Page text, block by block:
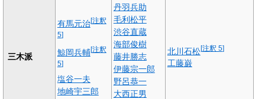
三木派
有馬元治[注釈
5]
鯨岡兵輔[注釈
5]
塩谷一夫
地崎宇三郎
丹羽兵助
毛利松平
渋谷直蔵
海部俊樹
藤井勝志
伊藤宗一郎
野呂恭一
大西正男
北川石松[注釈 5]
工藤巌